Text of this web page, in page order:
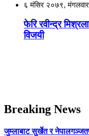
६ मंसिर २०७९,
फेरि रवीन्द्र
विजयी
Breaking News
जुम्लाबाट सुर्खेत र